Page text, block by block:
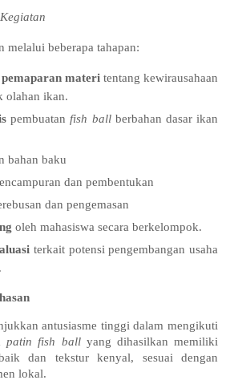
beberapa tahapan:
pemaparan materi tentang kewirausahaan
olahan ikan.
pembuatan fish ballberbahan dasar ikan
bahan baku
dan pembentukan
dan pengemasan
oleh mahasiswa secara berkelompok.
terkait potensi pengembangan usaha
antusiasme tinggi dalam mengikuti
patin fish ballyang dihasilkan memiliki
dan tekstur kenyal, sesuai dengan
lokal.